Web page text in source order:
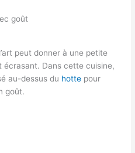
goût
peut donner à une petite
Dans cette cuisine,
au-dessus du hotte pour
goût.